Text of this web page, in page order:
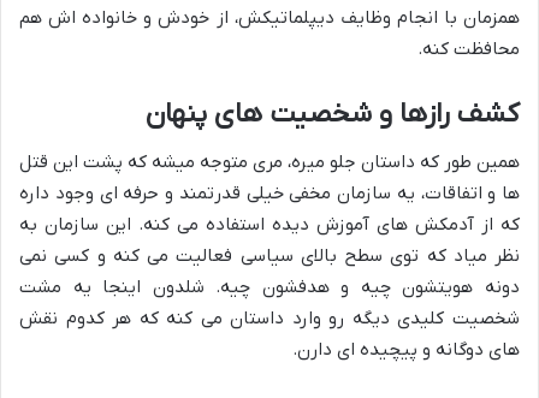
همزمان با انجام وظایف دیپلماتیکش، از خودش و خانواده اش هم
محافظت کنه.
کشف رازها و شخصیت های پنهان
همین طور که داستان جلو میره، مری متوجه میشه که پشت این قتل
ها و اتفاقات، یه سازمان مخفی خیلی قدرتمند و حرفه ای وجود داره
که از آدمکش های آموزش دیده استفاده می کنه. این سازمان به
نظر میاد که توی سطح بالای سیاسی فعالیت می کنه و کسی نمی
دونه هویتشون چیه و هدفشون چیه. شلدون اینجا یه مشت
شخصیت کلیدی دیگه رو وارد داستان می کنه که هر کدوم نقش
های دوگانه و پیچیده ای دارن.